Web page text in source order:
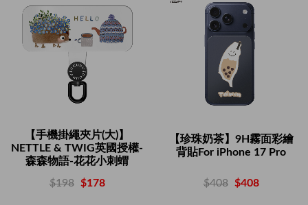
【手機掛繩夾片(大)】
NETTLE & TWIG英國授權-
森森物語-花花小刺蝟
$198 $178
【珍珠奶茶】9H霧面彩繪
背貼For iPhone 17 Pro
$408 $408